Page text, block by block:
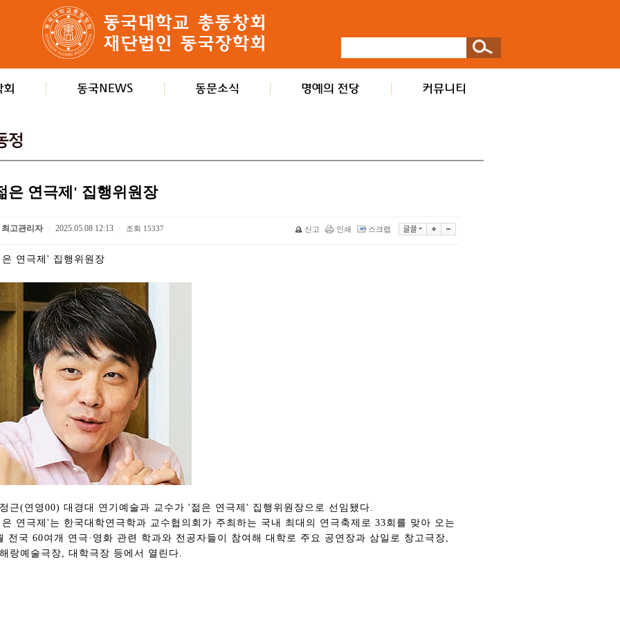
은 연극제' 집행위원장
최고관리자 2025.05.08 12:13 조회 15337 신고 인쇄 스크랩
연극제' 집행위원장
근(연영00) 대경대 연기예술과 교수가 '젊은 연극제' 집행위원장으로 선임됐다.
연극제'는 한국대학연극학과 교수협의회가 주최하는 국내 최대의 연극축제로 33회를 맞아 오는
전국 60여개 연극·영화 관련 학과와 전공자들이 참여해 대학로 주요 공연장과 삼일로 창고극장,
랑예술극장, 대학극장 등에서 열린다.